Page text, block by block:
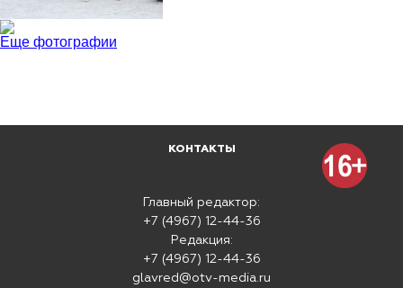
Еще фотографии
КОНТАКТЫ
Главный редактор:
+7 (4967) 12-44-36
Редакция:
+7 (4967) 12-44-36
glavred@otv-media.ru